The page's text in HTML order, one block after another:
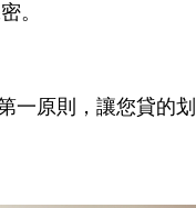
。
一原則，讓您貸的